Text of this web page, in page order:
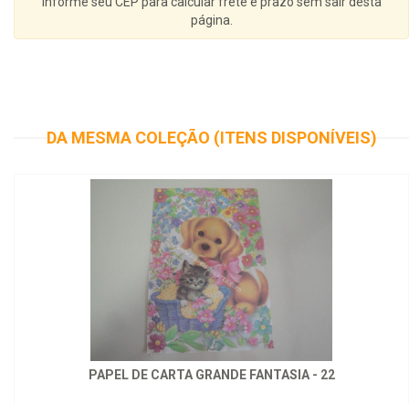
página.
DA MESMA COLEÇÃO (ITENS DISPONÍVEIS)
PAPEL DE CARTA GRANDE FANTASIA - 22